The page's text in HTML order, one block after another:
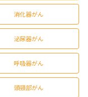
消化器がん
泌尿器がん
呼吸器がん
頭頸部がん